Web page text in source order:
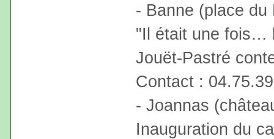
- Banne (place
"Il était une fois…
Jouët-Pastré
Contact :
- Joannas
Inauguration du